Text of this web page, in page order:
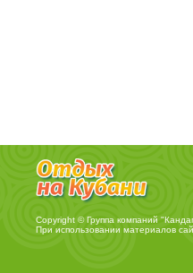
Copyright © Группа компаний
При использовании материалов